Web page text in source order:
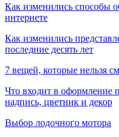
Как изменились способы
интернете
Как изменились
последние десять лет
7 вещей, которые нельзя
Что входит в оформление
надпись, цветник и декор
Выбор лодочного мотора